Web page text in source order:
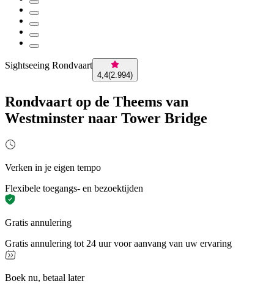
Sightseeing Rondvaart
4,4(2.994)
Rondvaart op de Theems van
Westminster naar Tower Bridge
Verken in je eigen tempo
Flexibele toegangs- en bezoektijden
Gratis annulering
Gratis annulering tot 24 uur voor aanvang van uw ervaring
Boek nu, betaal later